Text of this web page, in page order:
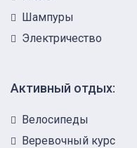
Шампуры
Электричество
Активный отдых:
Велосипеды
Веревочный курс